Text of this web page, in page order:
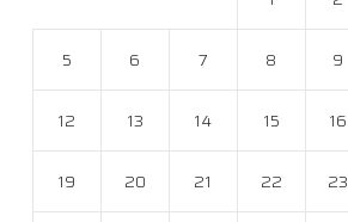
5 6 7 8 9
12 13 14 15 16
19 20 21 22 23